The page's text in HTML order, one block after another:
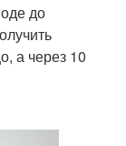
до
а через 10